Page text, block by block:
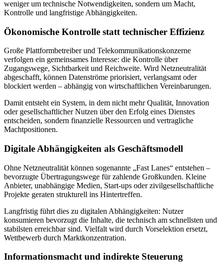
weniger um technische Notwendigkeiten, sondern um Macht,
Kontrolle und langfristige Abhängigkeiten.
Ökonomische Kontrolle statt technischer Effizienz
Große Plattformbetreiber und Telekommunikationskonzerne
verfolgen ein gemeinsames Interesse: die Kontrolle über
Zugangswege, Sichtbarkeit und Reichweite. Wird Netzneutralität
abgeschafft, können Datenströme priorisiert, verlangsamt oder
blockiert werden – abhängig von wirtschaftlichen Vereinbarungen.
Damit entsteht ein System, in dem nicht mehr Qualität, Innovation
oder gesellschaftlicher Nutzen über den Erfolg eines Dienstes
entscheiden, sondern finanzielle Ressourcen und vertragliche
Machtpositionen.
Digitale Abhängigkeiten als Geschäftsmodell
Ohne Netzneutralität können sogenannte „Fast Lanes“ entstehen –
bevorzugte Übertragungswege für zahlende Großkunden. Kleine
Anbieter, unabhängige Medien, Start-ups oder zivilgesellschaftliche
Projekte geraten strukturell ins Hintertreffen.
Langfristig führt dies zu digitalen Abhängigkeiten: Nutzer
konsumieren bevorzugt die Inhalte, die technisch am schnellsten und
stabilsten erreichbar sind. Vielfalt wird durch Vorselektion ersetzt,
Wettbewerb durch Marktkonzentration.
Informationsmacht und indirekte Steuerung